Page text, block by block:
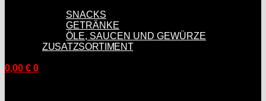
SNACKS
GETRÄNKE
ÖLE, SAUCEN UND GEWÜRZE
ZUSATZSORTIMENT
0,00 € 0